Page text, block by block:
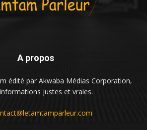
A propos
édité par Akwaba Médias Corporation,
justes et vraies.